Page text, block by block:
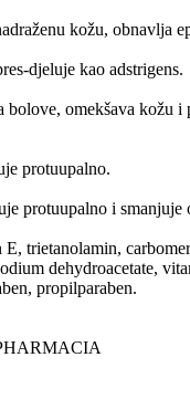
kožu, obnavlja
djeluje kao adstrigens.
bolove, omekšava kožu i
protuupalno.
protuupalno i smanjuje
trietanolamin,
dehydroacetate,
propilparaben.